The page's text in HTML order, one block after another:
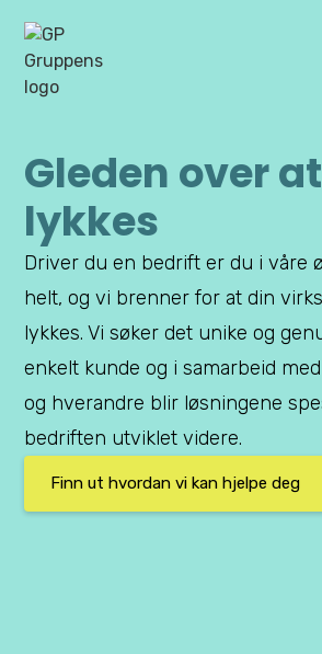
Gleden over
lykkes
Driver du en bedrift er du i våre
helt, og vi brenner for at din
lykkes. Vi søker det unike og
enkelt kunde og i samarbeid
og hverandre blir løsningene
bedriften utviklet videre.
Finn ut hvordan vi kan hjelpe deg